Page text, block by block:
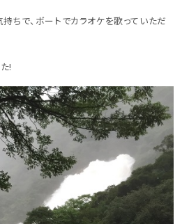
ちで、ボートでカラオケを歌っていただ
!